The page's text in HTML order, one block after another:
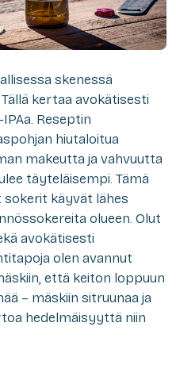
skenessä
kertaa avokätisesti
Reseptin
hiutaloitua
makeutta ja vahvuutta
täyteläisempi. Tämä
käyvät lähes
olueen. Olut
avokätisesti
olen avannut
että keiton loppuun
– mäskiin sitruunaa ja
hedelmäisyyttä niin